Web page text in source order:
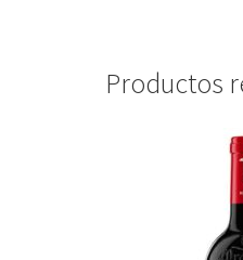
Productos